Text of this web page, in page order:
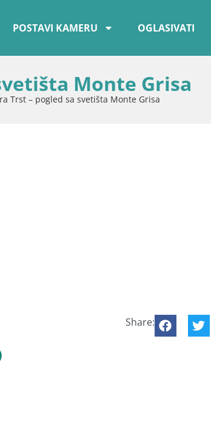
POSTAVI KAMERU OGLASIVATI
Monte Grisa
Trst – pogled sa svetišta Monte Grisa
Share: